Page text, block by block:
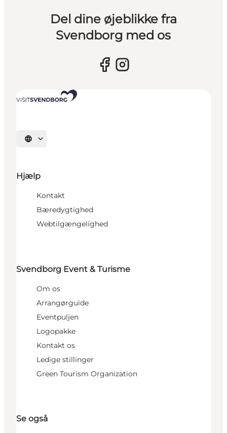
Del dine øjeblikke fra
Svendborg med os
Vælg sprog
Hjælp
Kontakt
Bæredygtighed
Webtilgængelighed
Svendborg Event & Turisme
Om os
Arrangørguide
Eventpuljen
Logopakke
Kontakt os
Ledige stillinger
Green Tourism Organization
Se også